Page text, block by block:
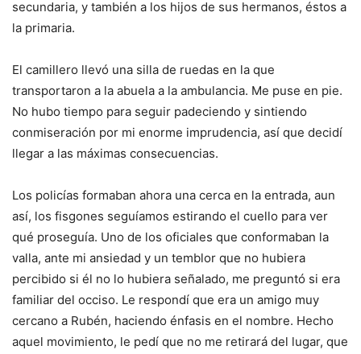
secundaria, y también a los hijos de sus hermanos, éstos a
la primaria.
El camillero llevó una silla de ruedas en la que
transportaron a la abuela a la ambulancia. Me puse en pie.
No hubo tiempo para seguir padeciendo y sintiendo
conmiseración por mi enorme imprudencia, así que decidí
llegar a las máximas consecuencias.
Los policías formaban ahora una cerca en la entrada, aun
así, los fisgones seguíamos estirando el cuello para ver
qué proseguía. Uno de los oficiales que conformaban la
valla, ante mi ansiedad y un temblor que no hubiera
percibido si él no lo hubiera señalado, me preguntó si era
familiar del occiso. Le respondí que era un amigo muy
cercano a Rubén, haciendo énfasis en el nombre. Hecho
aquel movimiento, le pedí que no me retirará del lugar, que